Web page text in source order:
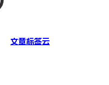
文章标签云